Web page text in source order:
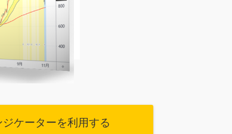
ケーターを利用する